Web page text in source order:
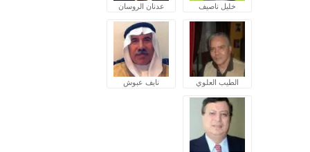
خليل ناصيف عدنان الروسان
الطيب العلوي نايف عبوش